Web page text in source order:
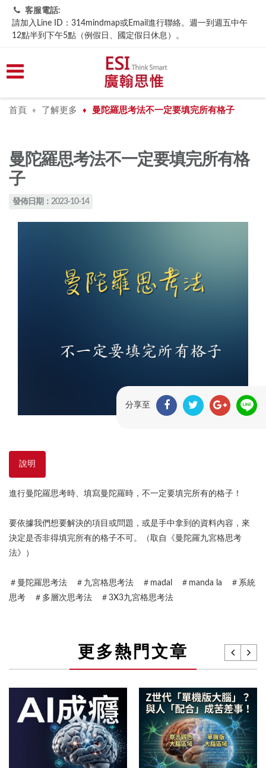
客服電話:
請加入Line ID：314mindmap或Email進行聯絡。週一到週五中午
12點半到下午5點（例假日、國定假日休息）。
首頁 ♦ 了解更多 ♦ 曼陀羅思考法不一定要填完所有格子
曼陀羅思考法不一定要填完所有格
子
發佈日期：2023-10-14
分享至
說明
進行曼陀羅思考時、填寫曼陀羅時，不一定要填完所有的格子！
要依據我們想要解決的項目或問題，或是手中拿到的資料內容，來
決定是否非得填完所有的格子不可。（取自《曼陀羅九宮格思考
法》）
＃曼陀羅思考法 ＃九宮格思考法 ＃madal ＃manda la ＃系統
思考 ＃多層次思考法 ＃3X3九宮格思考法
更多熱門文章